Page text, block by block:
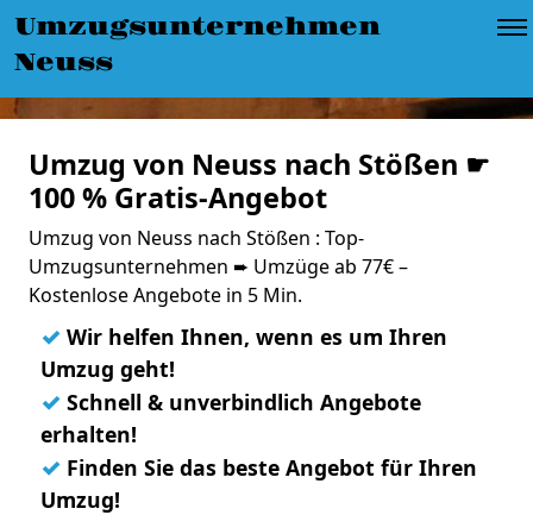
Umzugsunternehmen
Neuss
Umzug von Neuss nach Stößen ☛
100 % Gratis-Angebot
Umzug von Neuss nach Stößen : Top-
Umzugsunternehmen ➨ Umzüge ab 77€ –
Kostenlose Angebote in 5 Min.
✓ Wir helfen Ihnen, wenn es um Ihren
Umzug geht!
✓ Schnell & unverbindlich Angebote
erhalten!
✓ Finden Sie das beste Angebot für Ihren
Umzug!